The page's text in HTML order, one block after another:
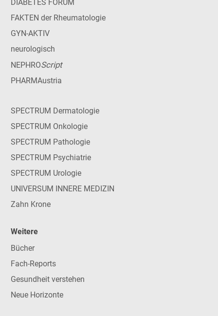
DIABETES FORUM
FAKTEN der Rheumatologie
GYN-AKTIV
neurologisch
NEPHROScript
PHARMAustria
SPECTRUM Dermatologie
SPECTRUM Onkologie
SPECTRUM Pathologie
SPECTRUM Psychiatrie
SPECTRUM Urologie
UNIVERSUM INNERE MEDIZIN
Zahn Krone
Weitere
Bücher
Fach-Reports
Gesundheit verstehen
Neue Horizonte